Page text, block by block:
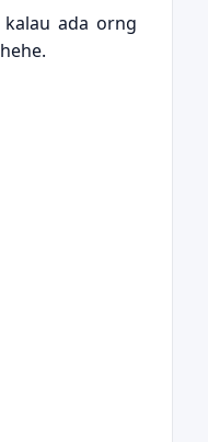
kalau ada orng